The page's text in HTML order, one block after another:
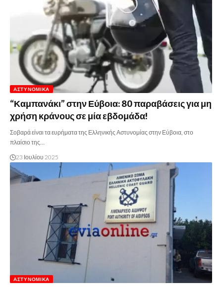
ΑΣΤΥΝΟΜΙΚΆ
“Καμπανάκι” στην Εύβοια: 80 παραβάσεις για μη
χρήση κράνους σε μία εβδομάδα!
Σοβαρά είναι τα ευρήματα της Ελληνικής Αστυνομίας στην Εύβοια, στο
πλαίσιο της…
23 Ιουλίου 2025
ΑΣΤΥΝΟΜΙΚΆ